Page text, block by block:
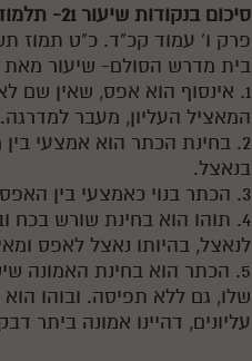
סיכום בנקודות שיעור 21- תלמוד עשר הספירות- דף היומי- חלק ג'
פרק ו' עמוד קכ"ד. כ"ט תמוז
בית מדרש הסולם- שיעור מאת
1. אינסוף הוא אפס, שאין שם
המאציל העליון, מעבר למדרגה.
2. בחינת הכתר הוא אמצעי בין
בנאצל.
3. הכתר בנוי כאמצעי בין האפס לנאצל והוא בנוי מב' בחינות, תוהו ובוהו.
4. תוהו הוא בחינת שורש בכח
לנאצל, בהיותו נאצל לאפס
5. הכתר הוא בחינת האמונה
שלו, גם ללא תפיסה. ובוהו
עליונים, דהיינו אמונה ביתר